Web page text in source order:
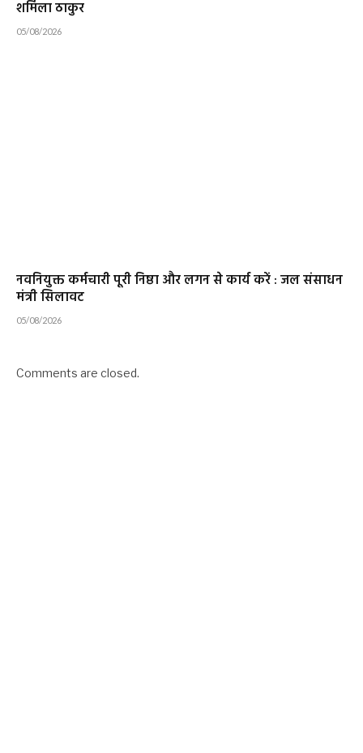
शर्मिला ठाकुर
05/08/2026
नवनियुक्त कर्मचारी पूरी निष्ठा और लगन से कार्य करें : जल संसाधन
मंत्री सिलावट
05/08/2026
Comments are closed.